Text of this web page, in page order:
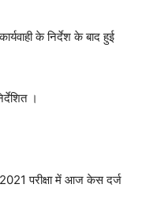
के निर्देश के बाद हुई
।
2021 परीक्षा में आज केस दर्ज